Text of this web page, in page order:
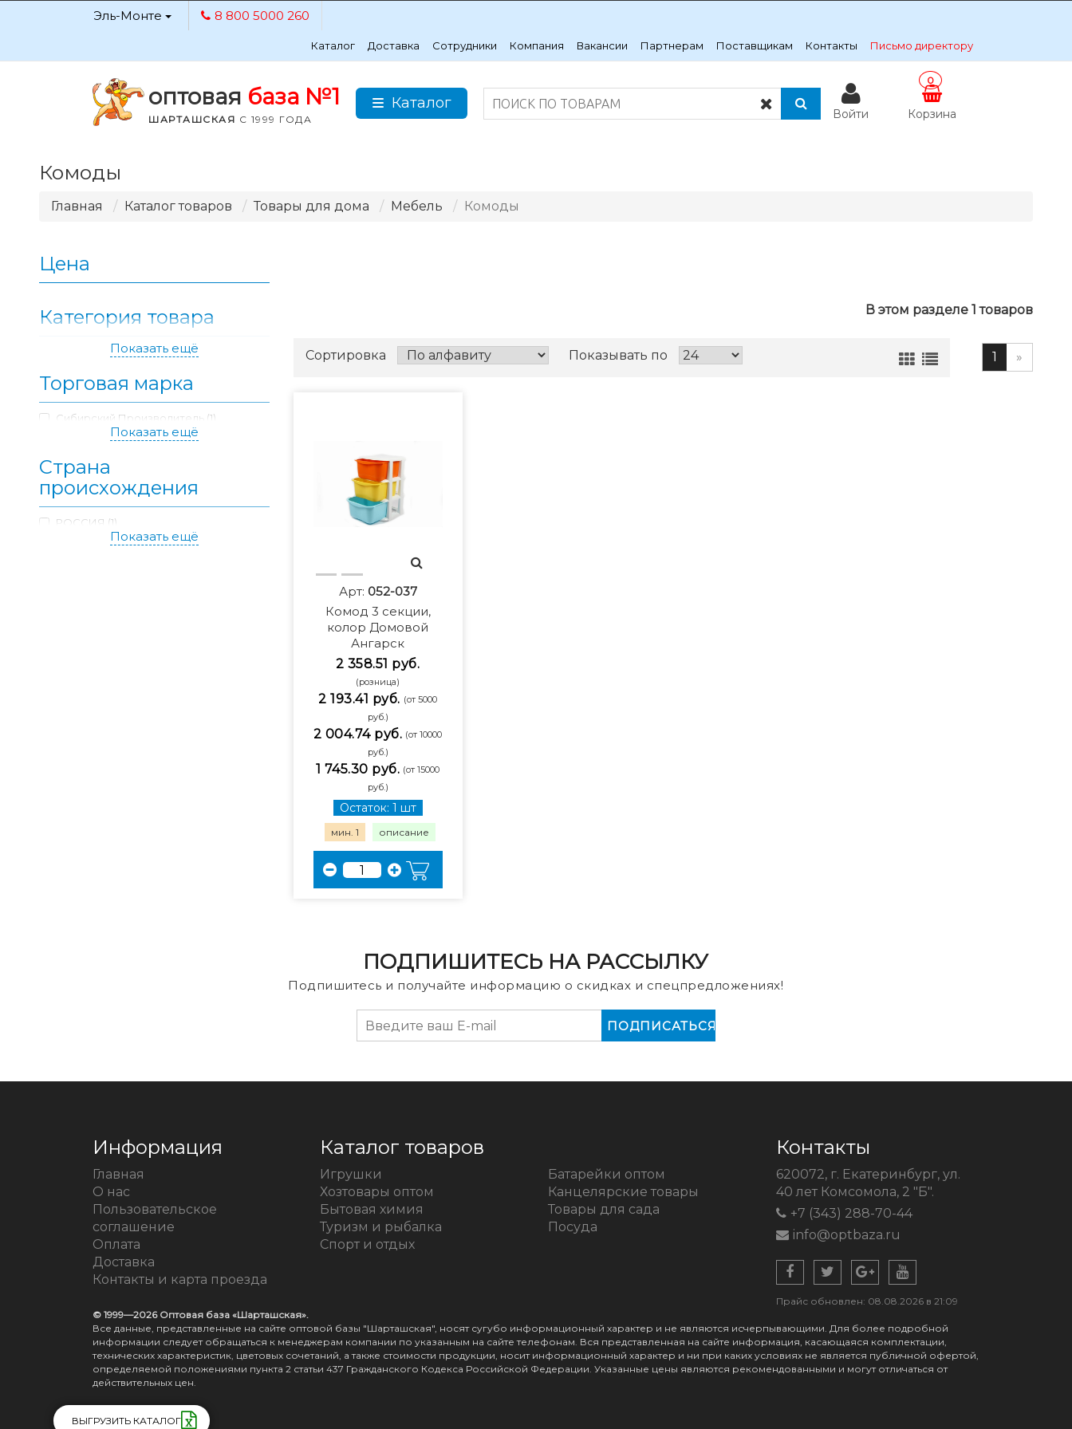
Эль-Монте 8 800 5000 260
Каталог Доставка Сотрудники Компания Вакансии Партнерам Поставщикам Контакты Письмо директору
оптовая база №1
ШАРТАШСКАЯ С 1999 ГОДА
Каталог
Войти Корзина
0
Комоды
Главная Каталог товаров Товары для дома Мебель Комоды
В этом разделе 1 товаров
Сортировка Показывать по 1 »
Арт: 052-037
Комод 3 секции,
колор Домовой
Ангарск
2 358.51 руб.
(розница)
2 193.41 руб. (от 5000
руб.)
2 004.74 руб. (от 10000
руб.)
1 745.30 руб. (от 15000
руб.)
Остаток: 1 шт
мин. 1 описание
Цена
2358.51 Применить
Категория товара
Показать ещё
Торговая марка
Сибирский Производитель (1)
Показать ещё
Страна
происхождения
РОССИЯ (1)
Показать ещё
ПОДПИШИТЕСЬ НА РАССЫЛКУ
Подпишитесь и получайте информацию о скидках и спецпредложениях!
Информация
Главная
О нас
Пользовательское
соглашение
Оплата
Доставка
Контакты и карта проезда
Каталог товаров
Игрушки
Хозтовары оптом
Бытовая химия
Туризм и рыбалка
Спорт и отдых
Батарейки оптом
Канцелярские товары
Товары для сада
Посуда
Контакты
620072, г. Екатеринбург, ул.
40 лет Комсомола, 2 "Б".
+7 (343) 288-70-44
info@optbaza.ru
Прайс обновлен: 08.08.2026 в 21:09
© 1999—2026 Оптовая база «Шарташская».
Все данные, представленные на сайте оптовой базы "Шарташская", носят сугубо информационный характер и не являются исчерпывающими. Для более подробной
информации следует обращаться к менеджерам компании по указанным на сайте телефонам. Вся представленная на сайте информация, касающаяся комплектации,
технических характеристик, цветовых сочетаний, а также стоимости продукции, носит информационный характер и ни при каких условиях не является публичной офертой,
определяемой положениями пункта 2 статьи 437 Гражданского Кодекса Российской Федерации. Указанные цены являются рекомендованными и могут отличаться от
действительных цен.
ВЫГРУЗИТЬ КАТАЛОГ